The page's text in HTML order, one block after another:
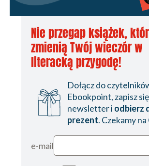
Rozdział dwudziesty: Więź
demoniczne psy
Rozdział dwudziesty drugi: Dwie
jedna batalia
Rozdział dwudziesty trzeci: Widmo
Rozdział dwudziesty czwarty:
Rozdział dwudziesty piąty:
Rozdział dwudziesty szósty: Mors
Nie przegap książek,
zmienią Twój wieczór w
literacką przygodę!
Dołącz do
Ebookpoint, zapisz
newsletter i odbierz
prezent. Czekamy
e-mail